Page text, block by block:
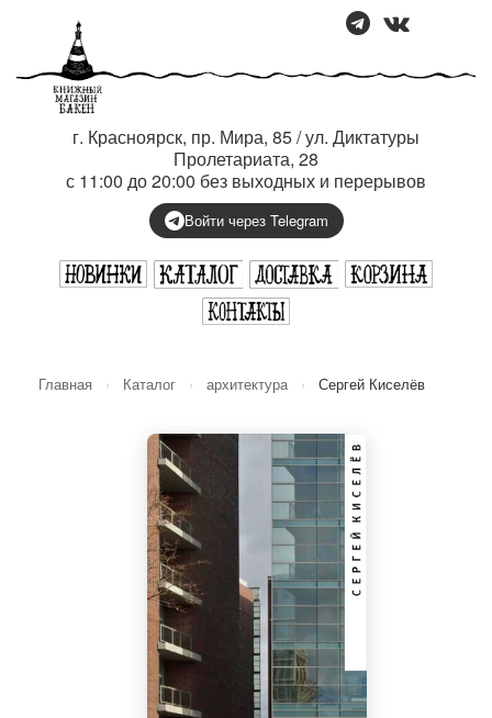
г. Красноярск, пр. Мира, 85 / ул. Диктатуры
Пролетариата, 28
с 11:00 до 20:00 без выходных и перерывов
Войти через Telegram
Главная › Каталог › архитектура › Сергей Киселёв